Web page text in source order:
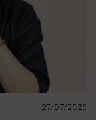
27/07/2025